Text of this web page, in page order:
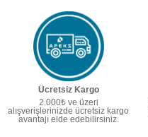
Ücretsiz Kargo
2.000₺ ve üzeri
alışverişlerinizde ücretsiz kargo
avantajı elde edebilirsiniz.